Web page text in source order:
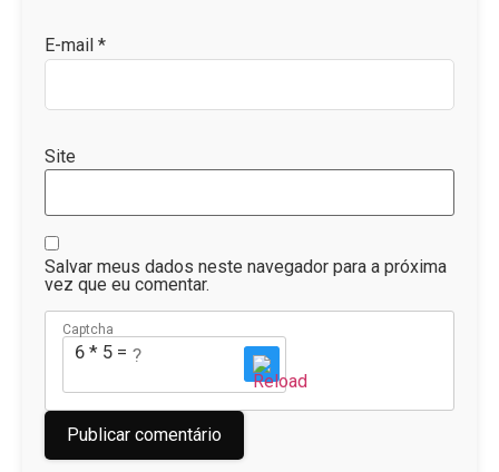
E-mail *
Site
Salvar meus dados neste navegador para a próxima
vez que eu comentar.
Captcha
6 * 5 = ?